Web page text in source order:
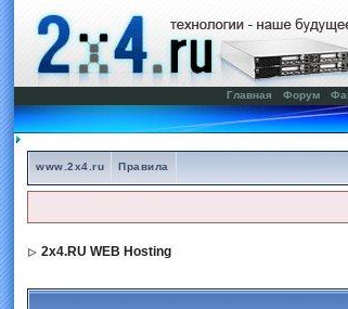
Главная Форум
www.2x4.ru Правила
2x4.RU WEB Hosting